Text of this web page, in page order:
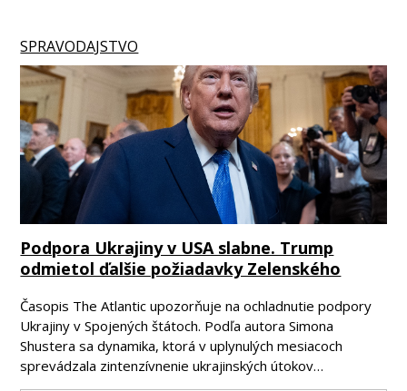
SPRAVODAJSTVO
Podpora Ukrajiny v USA slabne. Trump
odmietol ďalšie požiadavky Zelenského
Časopis The Atlantic upozorňuje na ochladnutie podpory
Ukrajiny v Spojených štátoch. Podľa autora Simona
Shustera sa dynamika, ktorá v uplynulých mesiacoch
sprevádzala zintenzívnenie ukrajinských útokov…